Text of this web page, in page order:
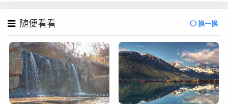
随便看看 换一换